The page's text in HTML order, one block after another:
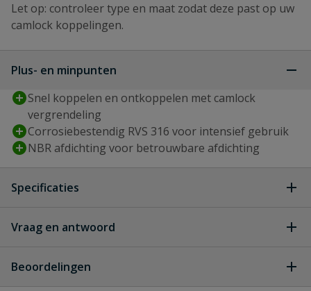
Let op: controleer type en maat zodat deze past op uw
camlock koppelingen.
Plus- en minpunten
Snel koppelen en ontkoppelen met camlock
vergrendeling
Corrosiebestendig RVS 316 voor intensief gebruik
NBR afdichting voor betrouwbare afdichting
Specificaties
Type aansluiting binnendraad, camlock v-deel
Vraag en antwoord
Beoordelingen